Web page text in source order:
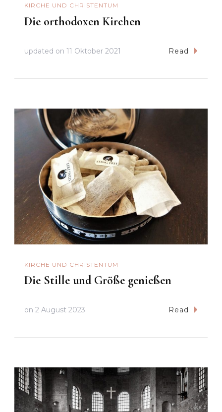
KIRCHE UND CHRISTENTUM
Die orthodoxen Kirchen
updated on 11 Oktober 2021 Read
KIRCHE UND CHRISTENTUM
Die Stille und Größe genießen
on 2 August 2023 Read